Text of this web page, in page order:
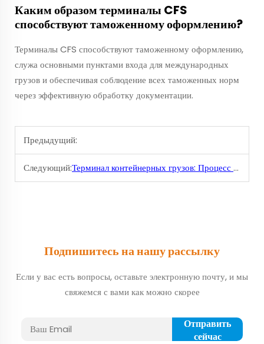
Каким образом терминалы CFS
способствуют таможенному оформлению?
Терминалы CFS способствуют таможенному оформлению,
служа основными пунктами входа для международных
грузов и обеспечивая соблюдение всех таможенных норм
через эффективную обработку документации.
Предыдущий:
Следующий:Терминал контейнерных грузов: Процесс и операции
Подпишитесь на нашу рассылку
Если у вас есть вопросы, оставьте электронную почту, и мы
свяжемся с вами как можно скорее
Отправить
сейчас